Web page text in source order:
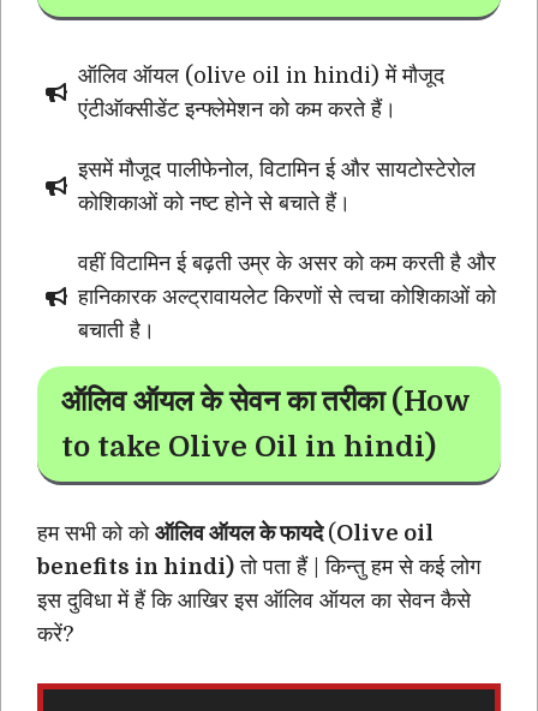
ऑलिव ऑयल (olive oil in hindi) में मौजूद
एंटीऑक्सीडेंट इन्फ्लेमेशन को कम करते हैं।
इसमें मौजूद पालीफेनोल, विटामिन ई और सायटोस्टेरोल
कोशिकाओं को नष्ट होने से बचाते हैं।
वहीं विटामिन ई बढ़ती उम्र के असर को कम करती है और
हानिकारक अल्ट्रावायलेट किरणों से त्वचा कोशिकाओं को
बचाती है।
ऑलिव ऑयल के सेवन का तरीका (How
to take Olive Oil in hindi)
हम सभी को को ऑलिव ऑयल के फायदे (Olive oil
benefits in hindi) तो पता हैं | किन्तु हम से कई लोग
इस दुविधा में हैं कि आखिर इस ऑलिव ऑयल का सेवन कैसे
करें?